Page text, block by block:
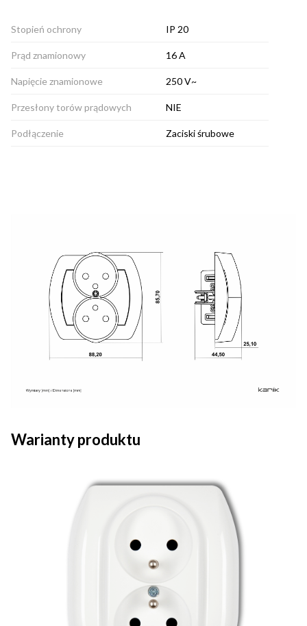
Stopień ochrony IP 20
Prąd znamionowy 16 A
Napięcie znamionowe 250 V~
Przesłony torów prądowych NIE
Podłączenie Zaciski śrubowe
Warianty produktu